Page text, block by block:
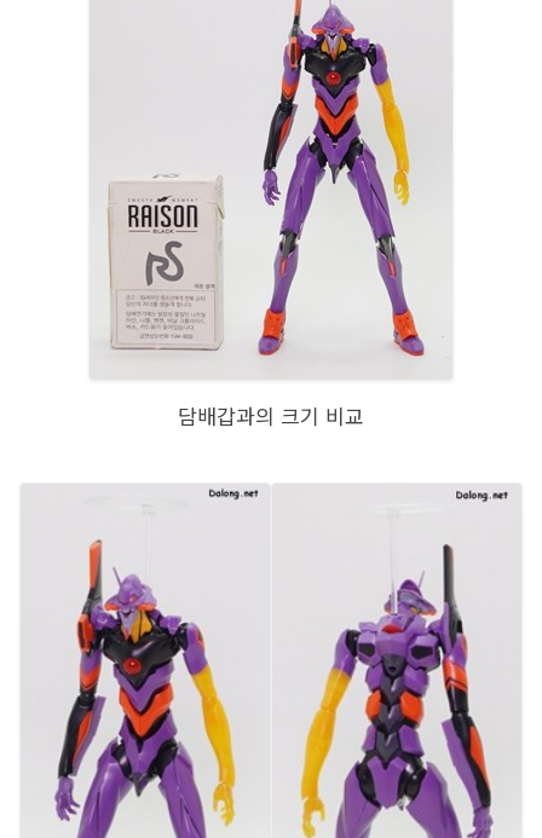
담배갑과의 크기 비교